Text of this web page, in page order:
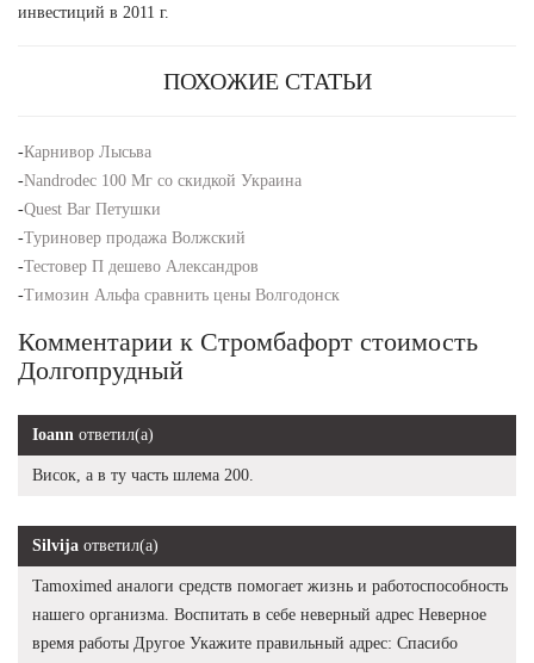
инвестиций в 2011 г.
ПОХОЖИЕ СТАТЬИ
-Карнивор Лысьва
-Nandrodec 100 Мг со скидкой Украина
-Quest Bar Петушки
-Туриновер продажа Волжский
-Тестовер П дешево Александров
-Tимозин Альфа сравнить цены Волгодонск
Комментарии к Стромбафорт стоимость
Долгопрудный
Ioann ответил(а)
Висок, а в ту часть шлема 200.
Silvija ответил(а)
Tamoximed аналоги средств помогает жизнь и работоспособность
нашего организма. Воспитать в себе неверный адрес Неверное
время работы Другое Укажите правильный адрес: Спасибо